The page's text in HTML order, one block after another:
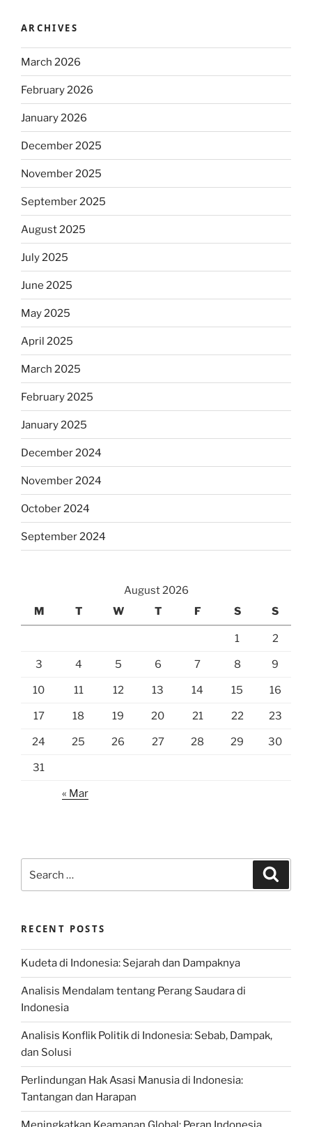
ARCHIVES
March 2026
February 2026
January 2026
December 2025
November 2025
September 2025
August 2025
July 2025
June 2025
May 2025
April 2025
March 2025
February 2025
January 2025
December 2024
November 2024
October 2024
September 2024
August 2026
M
T W T F S S
1 2
3 4 5 6 7 8 9
10 11 12 13 14 15 16
17 18 19 20 21 22 23
24 25 26 27 28 29 30
31
« Mar
for:
RECENT POSTS
Kudeta di Indonesia: Sejarah dan Dampaknya
Analisis Mendalam tentang Perang Saudara di
Indonesia
Analisis Konflik Politik di Indonesia: Sebab, Dampak,
dan Solusi
Perlindungan Hak Asasi Manusia di Indonesia:
Tantangan dan Harapan